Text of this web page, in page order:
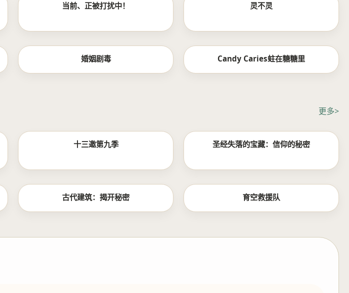
当前、正被打扰中！ 灵不灵
第8集
婚姻剧毒
更新至07集
Candy Caries蛀在糖糖里
更多>
十三邀第九季 圣经失落的宝藏：信仰的秘密
第6集完结
古代建筑：揭开秘密
第8集完结
育空救援队